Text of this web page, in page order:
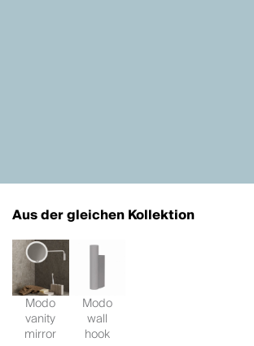
Aus der gleichen Kollektion
Modo
vanity
mirror
Modo
wall
hook